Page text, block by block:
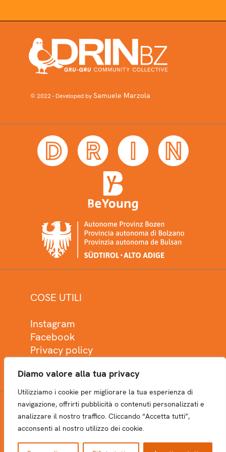
Diamo valore alla tua privacy
Utilizziamo i cookie per migliorare la tua esperienza di
navigazione, offrirti pubblicità o contenuti personalizzati e
analizzare il nostro traffico. Cliccando “Accetta tutti”,
acconsenti al nostro utilizzo dei cookie.
© 2022 - Developed bySamuele Marzola
COSE UTILI
Instagram
Facebook
Privacy policy
NEWSLETTER